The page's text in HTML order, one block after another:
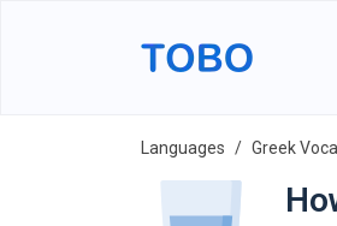
Languages Greek